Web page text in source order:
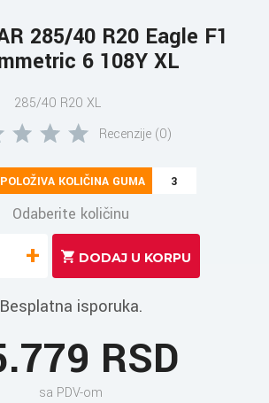
285/40 R20 Eagle F1
6 108Y XL
285/40 R20 XL
Recenzije (0)
KOLIČINA GUMA 3
Odaberite količinu
+
Besplatna isporuka.
RSD
sa PDV-om